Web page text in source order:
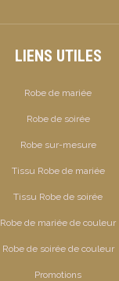
LIENS UTILES
Robe de mariée
Robe de soirée
Robe sur-mesure
Tissu Robe de mariée
Tissu Robe de soirée
Robe de mariée de couleur
Robe de soirée de couleur
Promotions